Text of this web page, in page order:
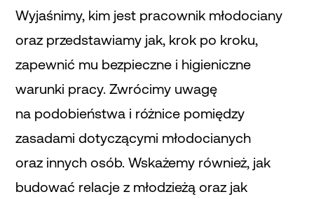
Wyjaśnimy, kim jest pracownik młodociany
oraz przedstawiamy jak, krok po kroku,
zapewnić mu bezpieczne i higieniczne
warunki pracy. Zwrócimy uwagę
na podobieństwa i różnice pomiędzy
zasadami dotyczącymi młodocianych
oraz innych osób. Wskażemy również, jak
budować relacje z młodzieżą oraz jak